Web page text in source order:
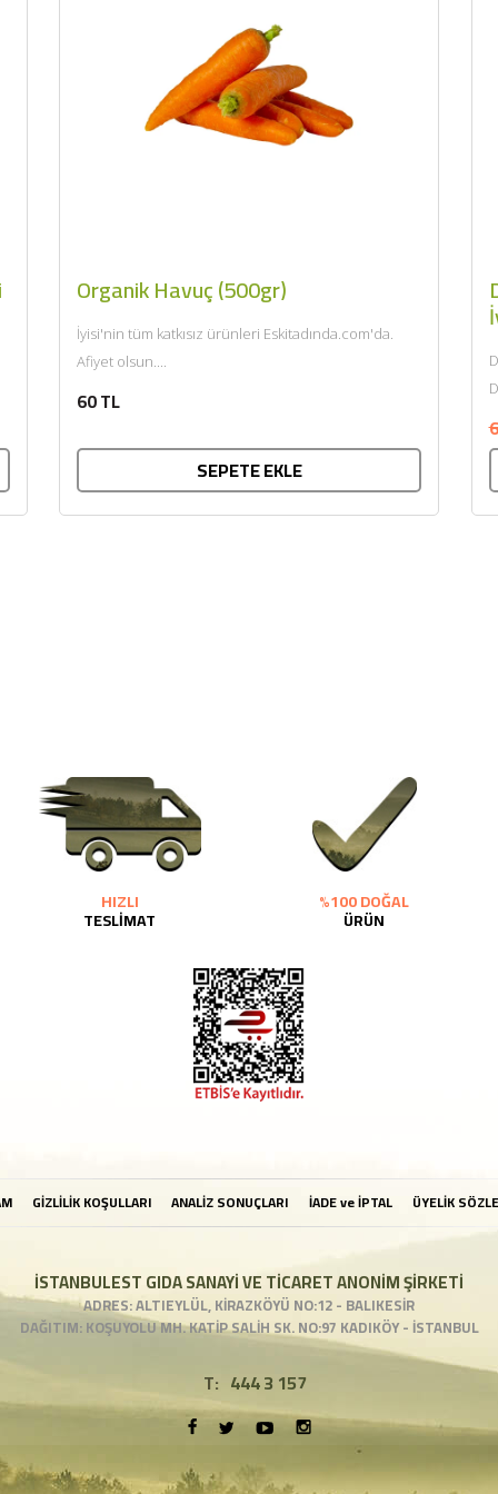
Organik Havuç (500gr)
İyisi'nin tüm katkısız ürünleri Eskitadında.com'da.
Afiyet olsun....
60 TL
SEPETE EKLE
HIZLI
TESLİMAT
%100 DOĞAL
ÜRÜN
GİZLİLİK KOŞULLARI ANALİZ SONUÇLARI İADE ve İPTAL ÜYELİK
İSTANBULEST GIDA SANAYİ VE TİCARET ANONİM ŞİRKETİ
ADRES: ALTIEYLÜL, KİRAZKÖYÜ NO:12 - BALIKESİR
DAĞITIM: KOŞUYOLU MH. KATİP SALİH SK. NO:97 KADIKÖY - İSTANBUL
T: 444 3 157